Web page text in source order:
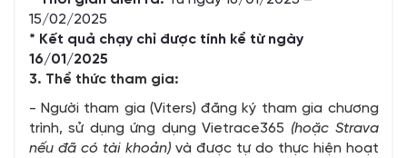
15/02/2025
* Kết quả chạy chỉ được tính kể từ ngày
16/01/2025
3. Thể thức tham gia:
- Người tham gia (Viters) đăng ký tham gia chương
trình, sử dụng ứng dụng Vietrace365 (hoặc Strava
nếu đã có tài khoản) và được tự do thực hiện hoạt